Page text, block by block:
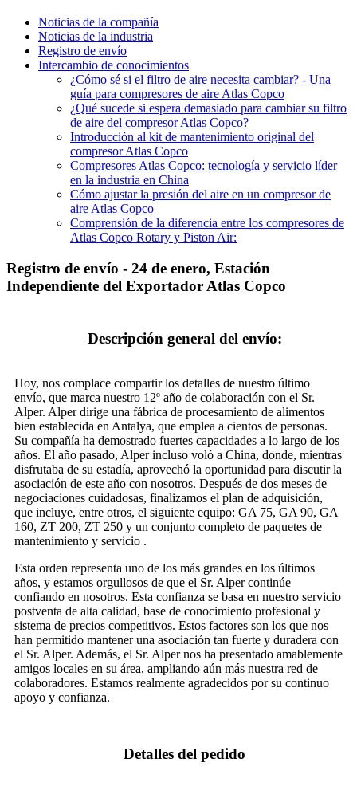
Noticias de la compañía
Noticias de la industria
Registro de envío
Intercambio de conocimientos
¿Cómo sé si el filtro de aire necesita cambiar? - Una
guía para compresores de aire Atlas Copco
¿Qué sucede si espera demasiado para cambiar su filtro
de aire del compresor Atlas Copco?
Introducción al kit de mantenimiento original del
compresor Atlas Copco
Compresores Atlas Copco: tecnología y servicio líder
en la industria en China
Cómo ajustar la presión del aire en un compresor de
aire Atlas Copco
Comprensión de la diferencia entre los compresores de
Atlas Copco Rotary y Piston Air:
Registro de envío - 24 de enero, Estación
Independiente del Exportador Atlas Copco
Descripción general del envío:
Hoy, nos complace compartir los detalles de nuestro último
envío, que marca nuestro 12º año de colaboración con el Sr.
Alper. Alper dirige una fábrica de procesamiento de alimentos
bien establecida en Antalya, que emplea a cientos de personas.
Su compañía ha demostrado fuertes capacidades a lo largo de los
años. El año pasado, Alper incluso voló a China, donde, mientras
disfrutaba de su estadía, aprovechó la oportunidad para discutir la
asociación de este año con nosotros. Después de dos meses de
negociaciones cuidadosas, finalizamos el plan de adquisición,
que incluye, entre otros, el siguiente equipo: GA 75, GA 90, GA
160, ZT 200, ZT 250 y un conjunto completo de paquetes de
mantenimiento y servicio .
Esta orden representa uno de los más grandes en los últimos
años, y estamos orgullosos de que el Sr. Alper continúe
confiando en nosotros. Esta confianza se basa en nuestro servicio
postventa de alta calidad, base de conocimiento profesional y
sistema de precios competitivos. Estos factores son los que nos
han permitido mantener una asociación tan fuerte y duradera con
el Sr. Alper. Además, el Sr. Alper nos ha presentado amablemente
amigos locales en su área, ampliando aún más nuestra red de
colaboradores. Estamos realmente agradecidos por su continuo
apoyo y confianza.
Detalles del pedido